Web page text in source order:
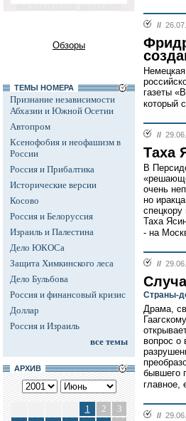
Обзоры
ТЕМЫ НОМЕРА
Признание независимости
Абхазии и Южной Осетии
Автопром
Ксенофобия и неофашизм в
России
Россия и Прибалтика
Исторические версии
Косово
Россия и Белоруссия
Израиль и Палестина
Дело ЮКОСа
Защита Химкинского леса
Дело Бульбова
Россия и финансовый кризис
Доллар
Россия и Израиль
все темы
АРХИВ
1 2
3
//
газеты
который
//
Таха
В
очень
но
Таха
- на
//
Страны-
Драма,
вопрос о
бывшего
главное,
//